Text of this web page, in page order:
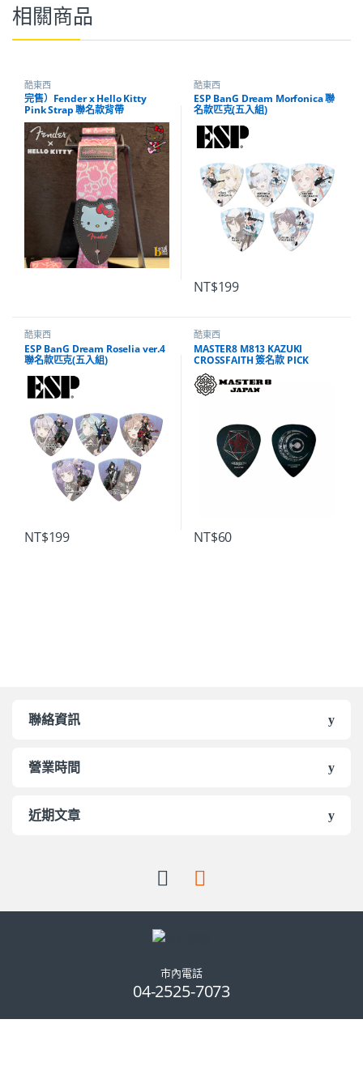
相關商品
酷東西
完售）Fender x Hello Kitty
Pink Strap 聯名款背帶
酷東西
ESP BanG Dream Morfonica 聯
名款匹克(五入組)
NT$199
酷東西
ESP BanG Dream Roselia ver.4
聯名款匹克(五入組)
NT$199
酷東西
MASTER8 M813 KAZUKI
CROSSFAITH 簽名款 PICK
NT$60
聯絡資訊
營業時間
近期文章
市內電話
04-2525-7073